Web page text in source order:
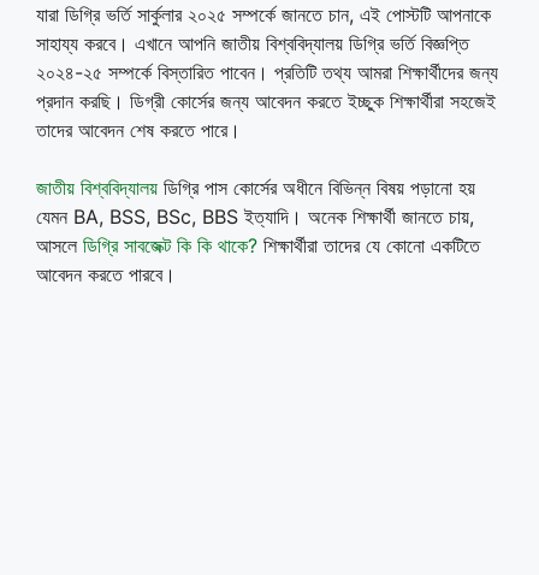
যারা ডিগ্রি ভর্তি সার্কুলার ২০২৫ সম্পর্কে জানতে চান, এই পোস্টটি আপনাকে
সাহায্য করবে। এখানে আপনি জাতীয় বিশ্ববিদ্যালয় ডিগ্রি ভর্তি বিজ্ঞপ্তি
২০২৪-২৫ সম্পর্কে বিস্তারিত পাবেন। প্রতিটি তথ্য আমরা শিক্ষার্থীদের জন্য
প্রদান করছি। ডিগ্রী কোর্সের জন্য আবেদন করতে ইচ্ছুক শিক্ষার্থীরা সহজেই
তাদের আবেদন শেষ করতে পারে।
জাতীয় বিশ্ববিদ্যালয় ডিগ্রি পাস কোর্সের অধীনে বিভিন্ন বিষয় পড়ানো হয়
যেমন BA, BSS, BSc, BBS ইত্যাদি। অনেক শিক্ষার্থী জানতে চায়,
আসলে ডিগ্রি সাবজেক্ট কি কি থাকে? শিক্ষার্থীরা তাদের যে কোনো একটিতে
আবেদন করতে পারবে।